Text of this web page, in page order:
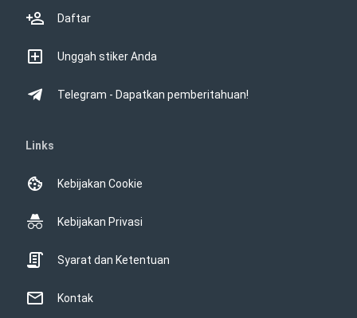
Daftar
Unggah stiker Anda
Telegram - Dapatkan pemberitahuan!
Links
Kebijakan Cookie
Kebijakan Privasi
Syarat dan Ketentuan
Kontak